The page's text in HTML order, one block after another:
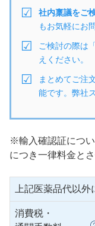
社内稟議をご
もお気軽にお
ご検討の際は
えください。
まとめてご注
能です。弊社
※輸入確認証につ
につき一律料金と
上記医薬品代以
消費税・